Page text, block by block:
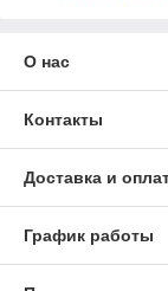
О нас
Контакты
Доставка и
График работы